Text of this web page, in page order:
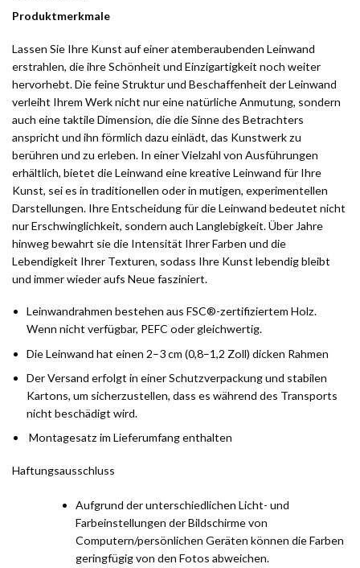
Produktmerkmale
Lassen Sie Ihre Kunst auf einer atemberaubenden Leinwand
erstrahlen, die ihre Schönheit und Einzigartigkeit noch weiter
hervorhebt. Die feine Struktur und Beschaffenheit der Leinwand
verleiht Ihrem Werk nicht nur eine natürliche Anmutung, sondern
auch eine taktile Dimension, die die Sinne des Betrachters
anspricht und ihn förmlich dazu einlädt, das Kunstwerk zu
berühren und zu erleben. In einer Vielzahl von Ausführungen
erhältlich, bietet die Leinwand eine kreative Leinwand für Ihre
Kunst, sei es in traditionellen oder in mutigen, experimentellen
Darstellungen. Ihre Entscheidung für die Leinwand bedeutet nicht
nur Erschwinglichkeit, sondern auch Langlebigkeit. Über Jahre
hinweg bewahrt sie die Intensität Ihrer Farben und die
Lebendigkeit Ihrer Texturen, sodass Ihre Kunst lebendig bleibt
und immer wieder aufs Neue fasziniert.
Leinwandrahmen bestehen aus FSC®-zertifiziertem Holz.
Wenn nicht verfügbar, PEFC oder gleichwertig.
Die Leinwand hat einen 2–3 cm (0,8–1,2 Zoll) dicken Rahmen
Der Versand erfolgt in einer Schutzverpackung und stabilen
Kartons, um sicherzustellen, dass es während des Transports
nicht beschädigt wird.
Montagesatz im Lieferumfang enthalten
Haftungsausschluss
Aufgrund der unterschiedlichen Licht- und
Farbeinstellungen der Bildschirme von
Computern/persönlichen Geräten können die Farben
geringfügig von den Fotos abweichen.